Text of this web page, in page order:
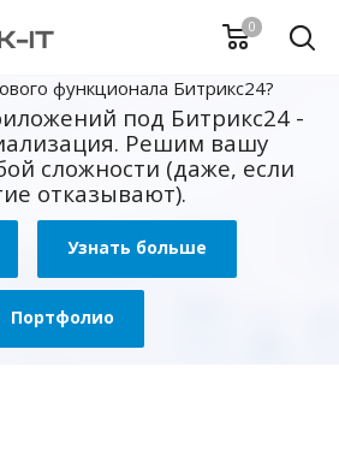
0
функционала Битрикс24?
под Битрикс24 -
Решим вашу
сложности (даже, если
отказывают).
Узнать больше
Портфолио